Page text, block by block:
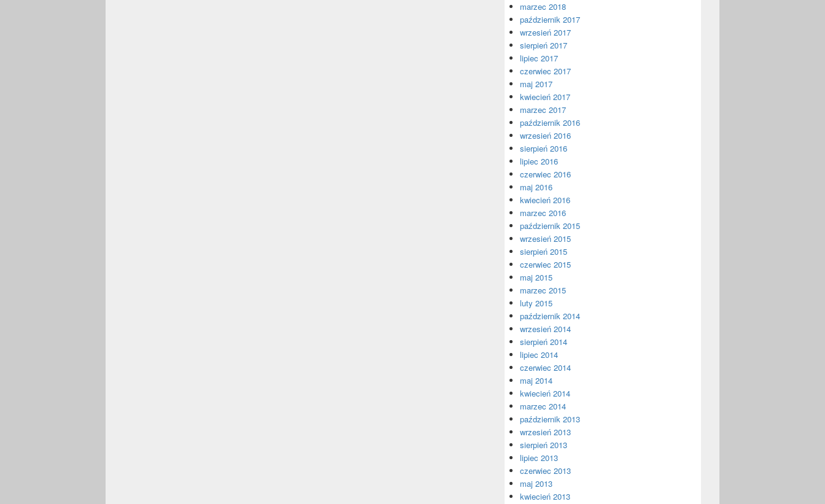
marzec 2018
październik 2017
wrzesień 2017
sierpień 2017
lipiec 2017
czerwiec 2017
maj 2017
kwiecień 2017
marzec 2017
październik 2016
wrzesień 2016
sierpień 2016
lipiec 2016
czerwiec 2016
maj 2016
kwiecień 2016
marzec 2016
październik 2015
wrzesień 2015
sierpień 2015
czerwiec 2015
maj 2015
marzec 2015
luty 2015
październik 2014
wrzesień 2014
sierpień 2014
lipiec 2014
czerwiec 2014
maj 2014
kwiecień 2014
marzec 2014
październik 2013
wrzesień 2013
sierpień 2013
lipiec 2013
czerwiec 2013
maj 2013
kwiecień 2013